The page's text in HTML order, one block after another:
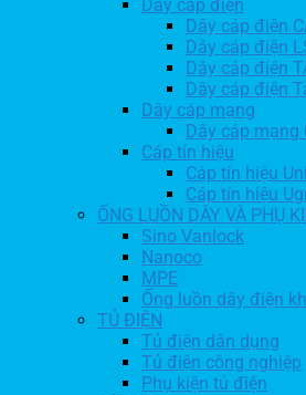
Dây cáp điện
Dây cáp điện
Dây cáp điện
Dây cáp điện
Dây cáp điện
Dây cáp mạng
Dây cáp mạng
Cáp tín hiệu
Cáp tín hiệu
Cáp tín hiệu
ỐNG LUỒN DÂY VÀ PHỤ
Sino Vanlock
Nanoco
MPE
Ống luồn dây điện
TỦ ĐIỆN
Tủ điện dân dụng
Tủ điện công nghiệp
Phụ kiện tủ điện